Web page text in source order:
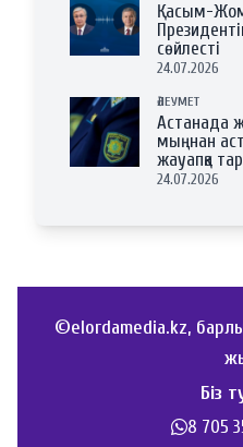
Қасым-
сөйлесті
24.07.2026
ӘЛЕУМЕТ
Астанада
мыңнан
жауапқа
24.07.2026
©elordamedia.kz, барлық
Біз
8 705